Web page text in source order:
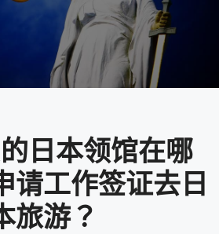
日本领馆在哪
请工作签证去日
旅游？